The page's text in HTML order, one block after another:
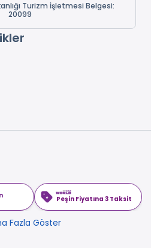
Turizm İşletmesi Belgesi:
20099
Peşin Fiyatına 3 Taksit
Fazla Göster